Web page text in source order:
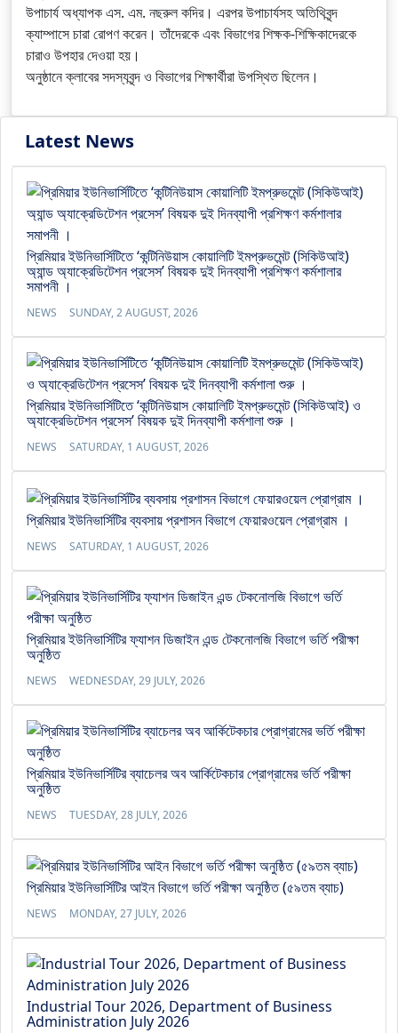
উপাচার্য অধ্যাপক এস. এম. নছরুল কদির। এরপর উপাচার্যসহ অতিথিবৃন্দ
ক্যাম্পাসে চারা রোপণ করেন। তাঁদেরকে এবং বিভাগের শিক্ষক-শিক্ষিকাদেরকে
চারাও উপহার দেওয়া হয়।
অনুষ্ঠানে ক্লাবের সদস্যবৃন্দ ও বিভাগের শিক্ষার্থীরা উপস্থিত ছিলেন।
Latest News
প্রিমিয়ার ইউনিভার্সিটিতে ‘কন্টিনিউয়াস কোয়ালিটি ইমপ্রুভমেন্ট (সিকিউআই)
অ্যান্ড অ্যাক্রেডিটেশন প্রসেস’ বিষয়ক দুই দিনব্যাপী প্রশিক্ষণ কর্মশালার
সমাপনী ।
NEWS SUNDAY, 2 AUGUST, 2026
প্রিমিয়ার ইউনিভার্সিটিতে ‘কন্টিনিউয়াস কোয়ালিটি ইমপ্রুভমেন্ট (সিকিউআই) ও
অ্যাক্রেডিটেশন প্রসেস’ বিষয়ক দুই দিনব্যাপী কর্মশালা শুরু ।
NEWS SATURDAY, 1 AUGUST, 2026
প্রিমিয়ার ইউনিভার্সিটির ব্যবসায় প্রশাসন বিভাগে ফেয়ারওয়েল প্রোগ্রাম ।
NEWS SATURDAY, 1 AUGUST, 2026
প্রিমিয়ার ইউনিভার্সিটির ফ্যাশন ডিজাইন এন্ড টেকনোলজি বিভাগে ভর্তি পরীক্ষা
অনুষ্ঠিত
NEWS WEDNESDAY, 29 JULY, 2026
প্রিমিয়ার ইউনিভার্সিটির ব্যাচেলর অব আর্কিটেকচার প্রোগ্রামের ভর্তি পরীক্ষা
অনুষ্ঠিত
NEWS TUESDAY, 28 JULY, 2026
প্রিমিয়ার ইউনিভার্সিটির আইন বিভাগে ভর্তি পরীক্ষা অনুষ্ঠিত (৫৯তম ব্যাচ)
NEWS MONDAY, 27 JULY, 2026
Industrial Tour 2026, Department of Business
Administration July 2026